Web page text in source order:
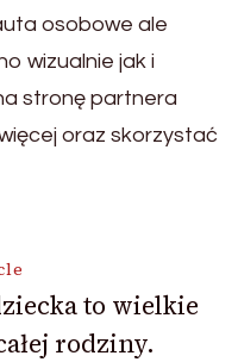
osobowe ale
wizualnie jak i
stronę partnera
oraz skorzystać
to wielkie
rodziny.